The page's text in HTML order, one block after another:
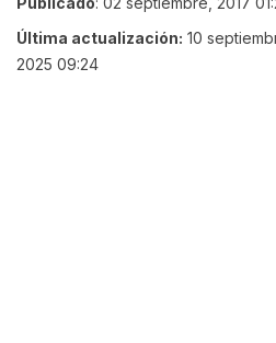
Última actualización: 10
2025 09:24